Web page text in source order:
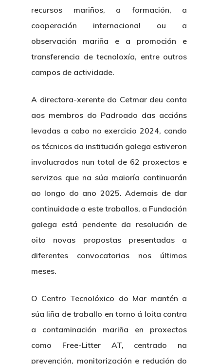
recursos mariños, a formación, a
cooperación internacional ou a
observación mariña e a promoción e
transferencia de tecnoloxía, entre outros
campos de actividade.
A directora-xerente do Cetmar deu conta
aos membros do Padroado das accións
levadas a cabo no exercicio 2024, cando
os técnicos da institución galega estiveron
involucrados nun total de 62 proxectos e
servizos que na súa maioría continuarán
ao longo do ano 2025. Ademais de dar
continuidade a este traballos, a Fundación
galega está pendente da resolución de
oito novas propostas presentadas a
diferentes convocatorias nos últimos
meses.
O Centro Tecnolóxico do Mar mantén a
súa liña de traballo en torno á loita contra
a contaminación mariña en proxectos
como Free-Litter AT, centrado na
prevención, monitorización e redución do